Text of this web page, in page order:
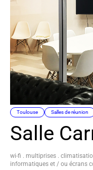
Toulouse Salles de réunion
Salle
wi-fi . multiprises .
informatiques et / ou écrans